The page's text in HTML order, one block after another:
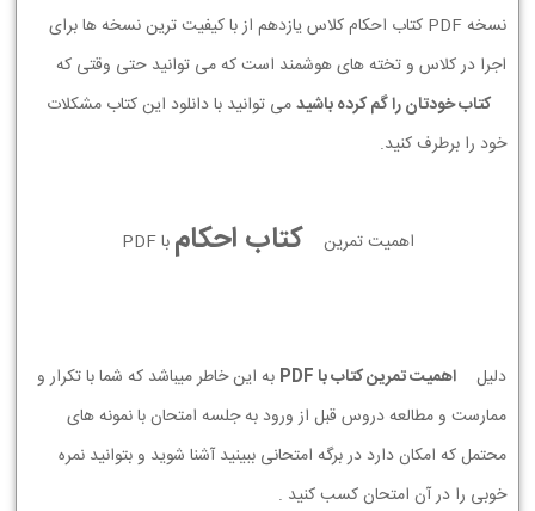
نسخه PDF کتاب احکام کلاس یازدهم از با کیفیت ترین نسخه ها برای
اجرا در کلاس و تخته های هوشمند است که می توانید حتی وقتی که
کتاب خودتان را گم کرده باشیدمی توانید با دانلود این کتاب مشکلات
خود را برطرف کنید.
اهمیت تمرین کتاب احکام با PDF
دلیل اهمیت تمرین کتاب با PDF
به این خاطر میباشد که شما با تکرار و
ممارست و مطالعه دروس قبل از ورود به جلسه امتحان با نمونه های
محتمل که امکان دارد در برگه امتحانی ببینید آشنا شوید و بتوانید نمره
خوبی را در آن امتحان کسب کنید .